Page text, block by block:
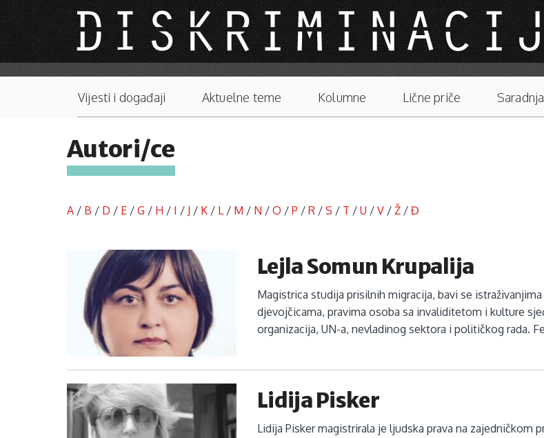
Skip to main content
Main menu
Vijesti i događaji Aktuelne teme Kolumne Lične priče
Autori/ce
A / B / D / E / G / H / I / J / K / L / M / N / O / P / R / S / T / U / V / Ž / Đ
Lejla Somun Krupalija
Magistrica studija prisilnih migracija, bavi se
djevojčicama, pravima osoba sa invaliditetom i kulture
organizacija, UN-a, nevladinog sektora i političkog rada.
Lidija Pisker
Lidija Pisker magistrirala je ljudska prava na zajedničkom